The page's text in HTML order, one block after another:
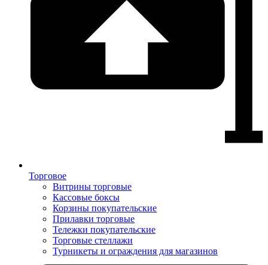
Торговое
Витрины торговые
Кассовые боксы
Корзины покупательские
Прилавки торговые
Тележки покупательские
Торговые стеллажи
Турникеты и ограждения для магазинов